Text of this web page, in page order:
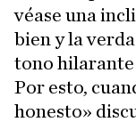
véase una
bien y la
tono hilarante
Por esto,
honesto»